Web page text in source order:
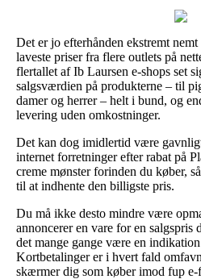
Det er jo efterhånden ekstremt
laveste priser fra flere outlets på
flertallet af Ib Laursen e-shops set
salgsværdien på produkterne – til
damer og herrer – helt i bund, og
levering uden omkostninger.
Det kan dog imidlertid være
internet forretninger efter rabat på
creme mønster forinden du køber,
til at indhente den billigste pris.
Du må ikke desto mindre være
annoncerer en vare for en
det mange gange være en
Kortbetalinger er i hvert fald
skærmer dig som køber imod fup e-